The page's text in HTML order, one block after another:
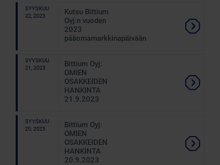
SYYSKUU
22, 2023
Kutsu Bittium
Oyj:n vuoden
2023
pääomamarkkinapäivään
SYYSKUU
21, 2023
Bittium Oyj:
OMIEN
OSAKKEIDEN
HANKINTA
21.9.2023
SYYSKUU
20, 2023
Bittium Oyj:
OMIEN
OSAKKEIDEN
HANKINTA
20.9.2023